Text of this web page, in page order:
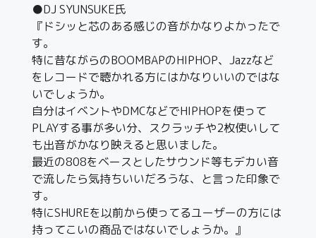
●DJ SYUNSUKE氏
『ドシッと芯のある感じの音がかなりよかったで
す。
特に昔ながらのBOOMBAPのHIPHOP、Jazzなど
をレコードで聴かれる方にはかなりいいのではな
いでしょうか。
自分はイベントやDMCなどでHIPHOPを使って
PLAYする事が多い分、スクラッチや2枚使いして
も出音がかなり映えると思いました。
最近の808をベースとしたサウンド等もデカい音
で流したら気持ちいいだろうな、と言った印象で
す。
特にSHUREを以前から使ってるユーザーの方には
持ってこいの商品ではないでしょうか。』